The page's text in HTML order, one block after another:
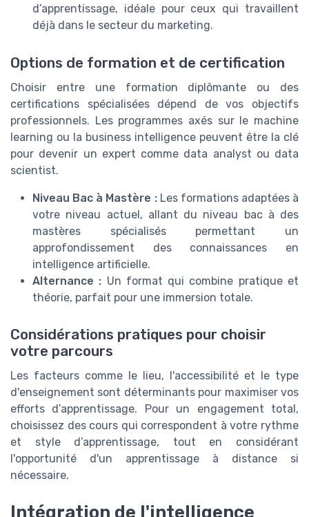
d’apprentissage, idéale pour ceux qui travaillent
déjà dans le secteur du marketing.
Options de formation et de certification
Choisir entre une formation diplômante ou des
certifications spécialisées dépend de vos objectifs
professionnels. Les programmes axés sur le machine
learning ou la business intelligence peuvent être la clé
pour devenir un expert comme data analyst ou data
scientist.
Niveau Bac à Mastère :Les formations adaptées à
votre niveau actuel, allant du niveau bac à des
mastères spécialisés permettant un
approfondissement des connaissances en
intelligence artificielle.
Alternance : Un format qui combine pratique et
théorie, parfait pour une immersion totale.
Considérations pratiques pour choisir
votre parcours
Les facteurs comme le lieu, l'accessibilité et le type
d'enseignement sont déterminants pour maximiser vos
efforts d’apprentissage. Pour un engagement total,
choisissez des cours qui correspondent à votre rythme
et style d’apprentissage, tout en considérant
l'opportunité d'un apprentissage à distance si
nécessaire.
Intégration de l'intelligence